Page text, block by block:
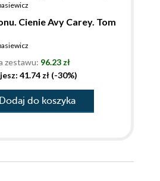
Cienie Avy Carey. Tom
zestawu: 96.23 zł
41.74 zł (-30%)
Dodaj do koszyka